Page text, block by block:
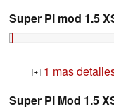
Super Pi mod 1.5
+ 1 mas
Super Pi Mod 1.5